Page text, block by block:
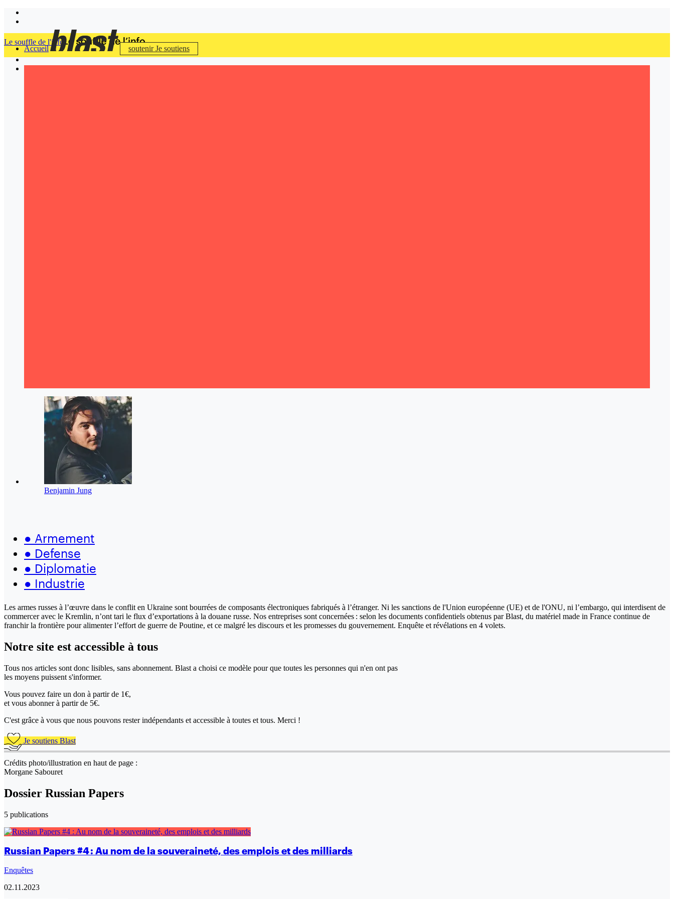
Accueil soutenirJe soutiens
Le souffle de l'info
Benjamin Jung
● Armement
● Defense
● Diplomatie
● Industrie
Les armes russes à l’œuvre dans le conflit en Ukraine sont bourrées de composants électroniques fabriqués à l’étranger. Ni les sanctions de l'Union européenne (UE) et de l'ONU, ni l’embargo, qui interdisent de
commercer avec le Kremlin, n’ont tari le flux d’exportations à la douane russe. Nos entreprises sont concernées : selon les documents confidentiels obtenus par Blast, du matériel made in France continue de
franchir la frontière pour alimenter l’effort de guerre de Poutine, et ce malgré les discours et les promesses du gouvernement. Enquête et révélations en 4 volets.
Notre site est accessible à tous
Tous nos articles sont donc lisibles, sans abonnement. Blast a choisi ce modèle pour que toutes les personnes qui n'en ont pas
les moyens puissent s'informer.
Vous pouvez faire un don à partir de 1€,
et vous abonner à partir de 5€.
C'est grâce à vous que nous pouvons rester indépendants et accessible à toutes et tous. Merci !
Je soutiens Blast
Crédits photo/illustration en haut de page :
Morgane Sabouret
Dossier Russian Papers
5 publications
Russian Papers #4 : Au nom de la souveraineté, des emplois et des milliards
Enquêtes
02.11.2023